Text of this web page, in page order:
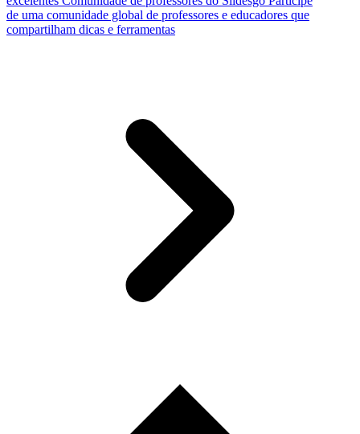
de uma comunidade global de professores e educadores que
compartilham dicas e ferramentas